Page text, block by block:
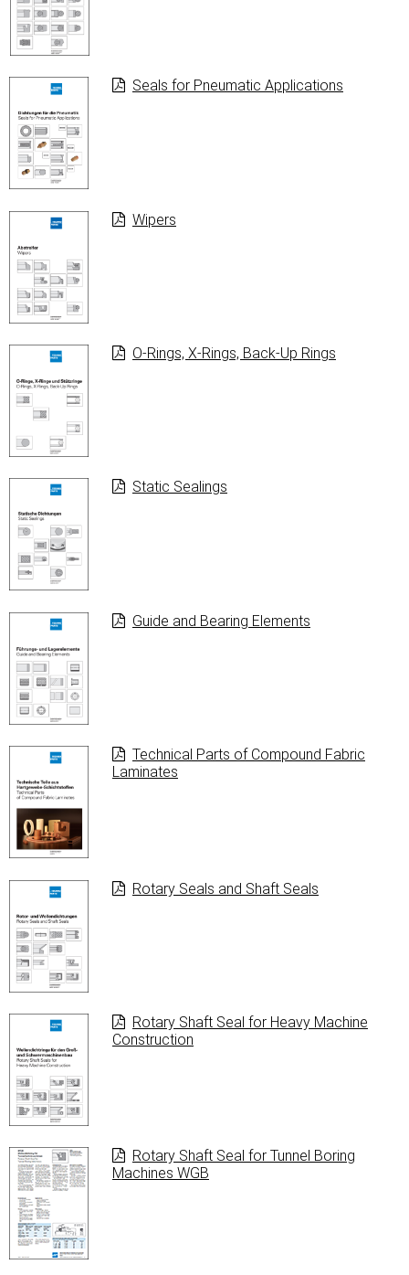
Seals for Pneumatic Applications
Wipers
O-Rings, X-Rings, Back-Up Rings
Static Sealings
Guide and Bearing Elements
Technical Parts of Compound Fabric
Laminates
Rotary Seals and Shaft Seals
Rotary Shaft Seal for Heavy Machine
Construction
Rotary Shaft Seal for Tunnel Boring
Machines WGB